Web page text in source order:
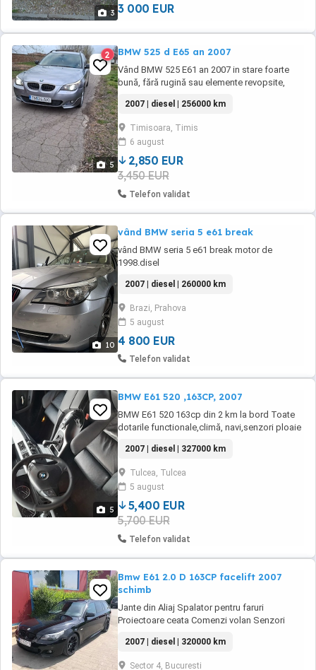
3 3 000 EUR
5
2 BMW 525 d E65 an 2007
Vând BMW 525 E61 an 2007 in stare foarte
bună, fără rugină sau elemente revopsite,
cu transcrier, fiscal pe loc, mai multe detalii la
telefon, preț 2850 euro negociabil,
2007 | diesel | 256000 km
Timisoara, Timis
6 august
2,850 EUR
3,450 EUR
Telefon validat
10
vând BMW seria 5 e61 break
vând BMW seria 5 e61 break motor de
1998.disel
2007 | diesel | 260000 km
Brazi, Prahova
5 august
4 800 EUR
Telefon validat
5
BMW E61 520 ,163CP, 2007
BMW E61 520 163cp din 2 km la bord Toate
dotarile functionale,climă, navi,senzori ploaie
rânduri de jante(iarnă-vară),este o mașină
întreținută
2007 | diesel | 327000 km
Tulcea, Tulcea
5 august
5,400 EUR
5,700 EUR
Telefon validat
Bmw E61 2.0 D 163CP facelift 2007
schimb
Jante din Aliaj Spalator pentru faruri
Proiectoare ceata Comenzi volan Senzori
Faruri Automate Model facelift Incalzire
scaune,inclusiv bancheta spate Geamuri
2007 | diesel | 320000 km
Sector 4, Bucuresti